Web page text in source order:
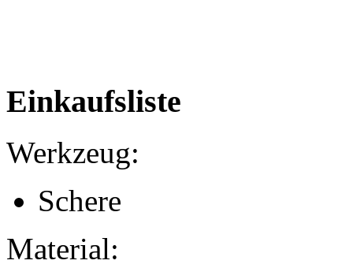
Einkaufsliste
Werkzeug:
Schere
Material: